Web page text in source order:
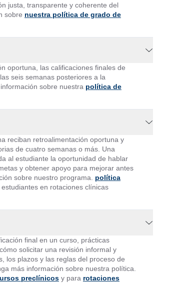
justa, transparente y coherente del
sobre nuestra política de grado de
oportuna, las calificaciones finales de
seis semanas posteriores a la
sobre nuestra política de
reciban retroalimentación oportuna y
de cuatro semanas o más. Una
al estudiante la oportunidad de hablar
y obtener apoyo para mejorar antes
sobre nuestro programa. política
estudiantes en rotaciones clínicas
final en un curso, prácticas
solicitar una revisión informal y
los plazos y las reglas del proceso de
más información sobre nuestra política.
preclínicosy para rotaciones